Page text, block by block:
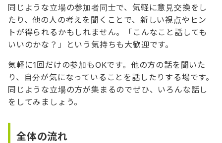
同じような立場の参加者同士で、気軽に意見交換をし
たり、他の人の考えを聞くことで、新しい視点やヒン
トが得られるかもしれません。「こんなこと話しても
いいのかな？」という気持ちも大歓迎です。
気軽に1回だけの参加もOKです。他の方の話を聞いた
り、自分が気になっていることを話したりする場です。
同じような立場の方が集まるのでぜひ、いろんな話し
をしてみましょう。
全体の流れ